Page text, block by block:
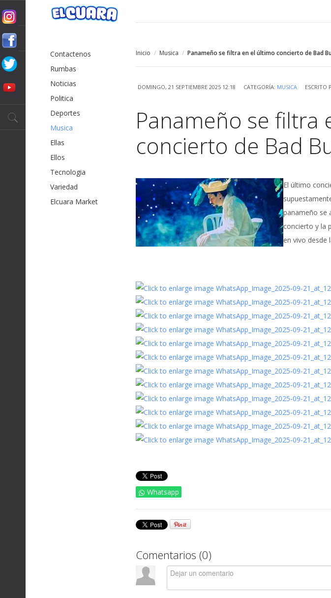
Inicio / Musica / Panameño se filtra en el último concierto de Bad
DOMINGO, 21 SEPTIEMBRE 2025 12:18 CATEGORÍA: MUSICA ESCRITO
Panameño se filtra
concierto de Bad
El último
panameño se
concierto y la
en vivo desde
Whatsapp
Comentarios (0)
Contactenos
Rumbas
Noticias
Politica
Deportes
Musica
Ellas
Ellos
Tecnologia
Variedad
Elcuara Market